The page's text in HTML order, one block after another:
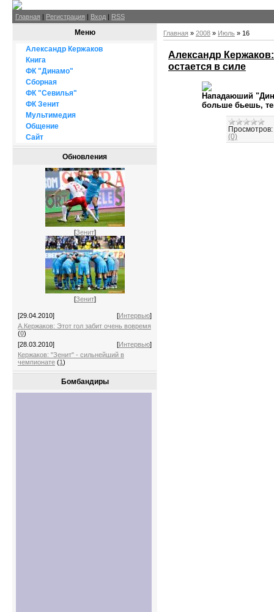
Главная | Регистрация | Вход | RSS
Меню
Александр Кержаков
Книга
ФК "Динамо"
Сборная
ФК "Севилья"
ФК Зенит
Мультимедия
Общение
Сайт
Обновления
[Зенит]
[Зенит]
[29.04.2010] [Интервью]
А.Кержаков: Этот гол забит очень вовремя
(0)
[28.03.2010]
[Интервью]
Кержаков: "Зенит" - сильнейший в
чемпионате (1)
Бомбандиры
Главная » 2008 » Июль » 16
Александр
остается в силе
Нападаюший
больше бьешь,
Просмотров:
(0)